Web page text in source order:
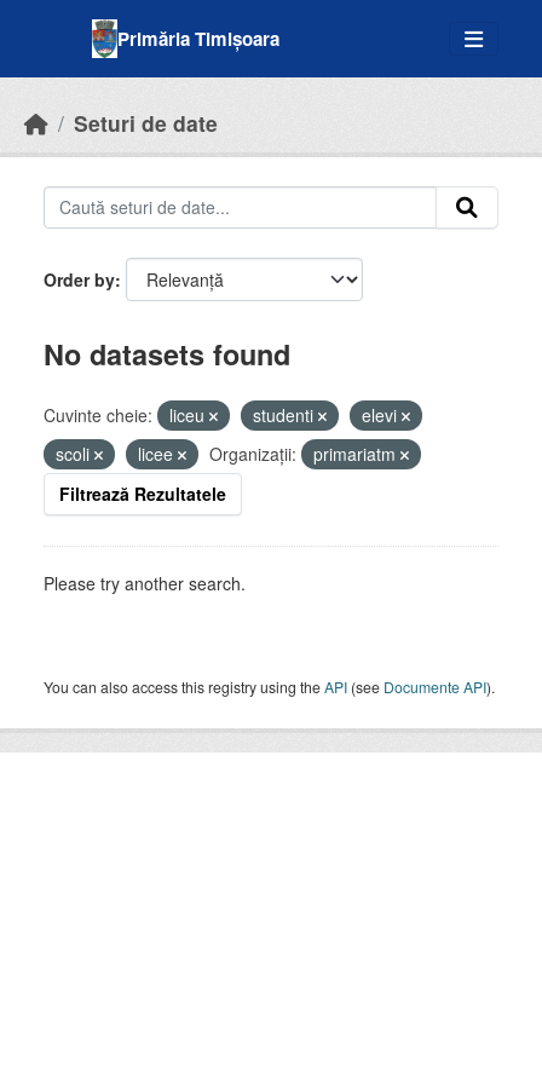
Primăria Timișoara
Seturi de date
Order by
No datasets found
Cuvinte cheie: liceu studenti
elevi
scoli
licee Organizații:
primariatm
Filtrează Rezultatele
Please try another search.
You can also access this registry using theAPI (see Documente API).